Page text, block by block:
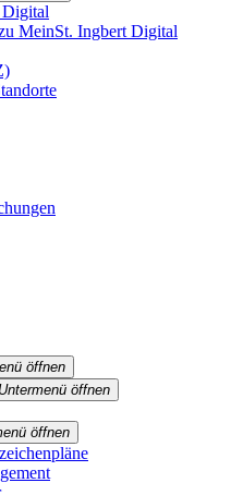
MeinSt. Ingbert Digital
öffnen
Untermenü öffnen
öffnen